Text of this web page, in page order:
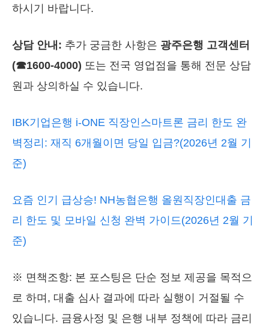
하시기 바랍니다.
상담 안내: 추가 궁금한 사항은 광주은행 고객센터
(☎1600-4000) 또는 전국 영업점을 통해 전문 상담
원과 상의하실 수 있습니다.
IBK기업은행 i-ONE 직장인스마트론 금리 한도 완
벽정리: 재직 6개월이면 당일 입금?(2026년 2월 기
준)
요즘 인기 급상승! NH농협은행 올원직장인대출 금
리 한도 및 모바일 신청 완벽 가이드(2026년 2월 기
준)
※ 면책조항: 본 포스팅은 단순 정보 제공을 목적으
로 하며, 대출 심사 결과에 따라 실행이 거절될 수
있습니다. 금융사정 및 은행 내부 정책에 따라 금리